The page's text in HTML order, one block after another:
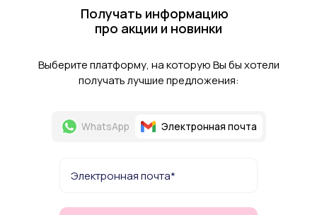
Получать информацию
про акции и новинки
Выберите платформу, на которую Вы бы хотели
получать лучшие предложения:
WhatsApp Электронная почта